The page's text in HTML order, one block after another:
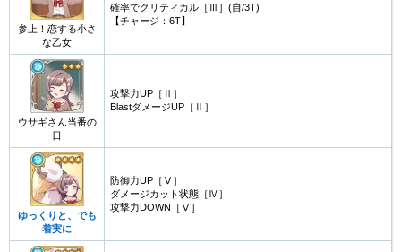
参上！恋する小さ
な乙女
確率でクリティカル［Ⅲ］(自/3T)
【チャージ：6T】
ウサギさん当番の
日
攻撃力UP［Ⅱ］
BlastダメージUP［Ⅱ］
ゆっくりと、でも
着実に
防御力UP［Ⅴ］
ダメージカット状態［Ⅳ］
攻撃力DOWN［Ⅴ］